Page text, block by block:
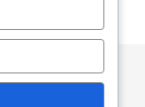
Policy